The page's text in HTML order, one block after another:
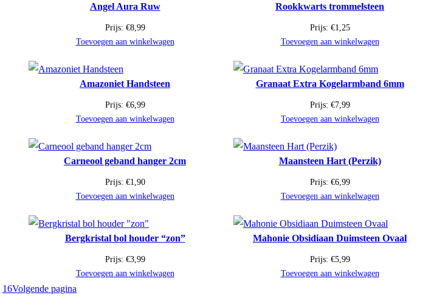
Angel Aura Ruw
Prijs: €8,99
Toevoegen aan winkelwagen
Rookkwarts trommelsteen
Prijs: €1,25
Toevoegen aan winkelwagen
Amazoniet Handsteen
Prijs: €6,99
Toevoegen aan winkelwagen
Granaat Extra Kogelarmband 6mm
Prijs: €7,99
Toevoegen aan winkelwagen
Carneool geband hanger 2cm
Prijs: €1,90
Toevoegen aan winkelwagen
Maansteen Hart (Perzik)
Prijs: €6,99
Toevoegen aan winkelwagen
Bergkristal bol houder “zon”
Prijs: €3,99
Toevoegen aan winkelwagen
Mahonie Obsidiaan Duimsteen Ovaal
Prijs: €5,99
Toevoegen aan winkelwagen
16Volgende pagina